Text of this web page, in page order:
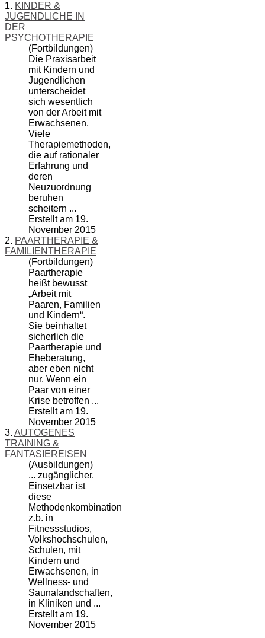
1. KINDER &
JUGENDLICHE IN
DER
PSYCHOTHERAPIE
(Fortbildungen)
Die Praxisarbeit
mit Kindern und
Jugendlichen
unterscheidet
sich wesentlich
von der Arbeit mit
Erwachsenen.
Viele
Therapiemethoden,
die auf rationaler
Erfahrung und
deren
Neuzuordnung
beruhen
scheitern ...
Erstellt am 19.
November 2015
2. PAARTHERAPIE &
FAMILIENTHERAPIE
(Fortbildungen)
Paartherapie
heißt bewusst
„Arbeit mit
Paaren, Familien
und Kindern“.
Sie beinhaltet
sicherlich die
Paartherapie und
Eheberatung,
aber eben nicht
nur. Wenn ein
Paar von einer
Krise betroffen ...
Erstellt am 19.
November 2015
3. AUTOGENES
TRAINING &
FANTASIEREISEN
(Ausbildungen)
... zugänglicher.
Einsetzbar ist
diese
Methodenkombination
z.b. in
Fitnessstudios,
Volkshochschulen,
Schulen, mit
Kindern und
Erwachsenen, in
Wellness- und
Saunalandschaften,
in Kliniken und ...
Erstellt am 19.
November 2015